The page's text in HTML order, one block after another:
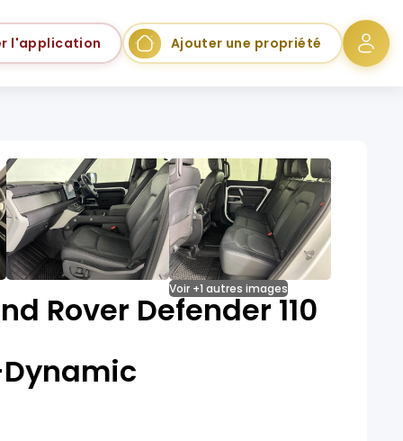
l'application Ajouter une propriété
Voir +1 autres images
Rover Defender 110
Dynamic